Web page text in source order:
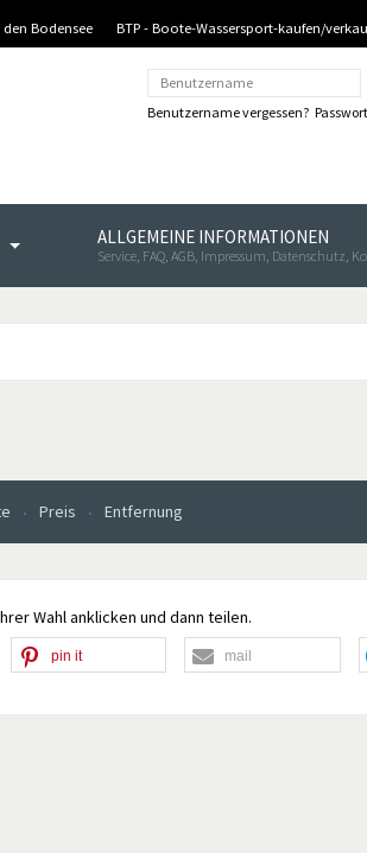
Bodensee BTP - Boote-Wassersport-kaufen/
Benutzername vergessen?
ALLGEMEINE INFORMATIONEN
Service, FAQ, AGB, Impressum, Datenschutz,
Preis Entfernung
Wahl anklicken und dann teilen.
pin it mail